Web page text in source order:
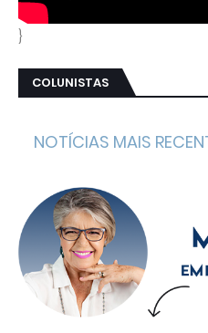
}
COLUNISTAS
NOTÍCIAS MAIS